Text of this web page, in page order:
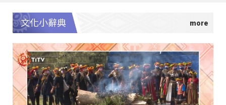
文化小辭典